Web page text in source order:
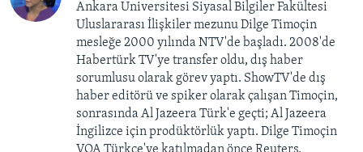
Ankara Üniversitesi Siyasal Bilgiler Fakültesi
Uluslararası İlişkiler mezunu Dilge Timoçin
mesleğe 2000 yılında NTV'de başladı. 2008'de
Habertürk TV'ye transfer oldu, dış haber
sorumlusu olarak görev yaptı. ShowTV'de dış
haber editörü ve spiker olarak çalışan Timoçin,
sonrasında Al Jazeera Türk'e geçti; Al Jazeera
İngilizce için prodüktörlük yaptı. Dilge Timoçin